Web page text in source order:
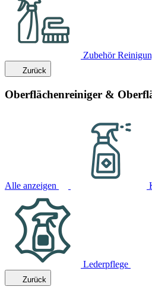
Zubehör
Zurück
Oberflächenreiniger &
Alle anzeigen
Lederpflege
Zurück